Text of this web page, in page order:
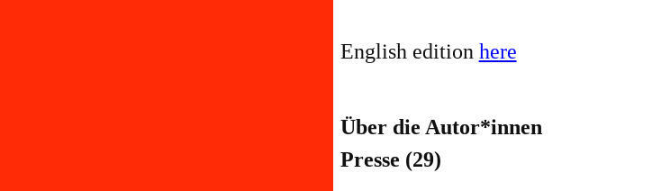
English edition here
Über die Autor*innen
Presse (29)